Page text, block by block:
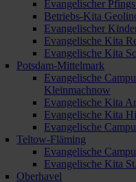
Evangelischer
Betriebs-Kita
Evangelischer
Evangelische Kita
Evangelische Kita
Potsdam-Mittelmark
Evangelische
Kleinmachnow
Evangelische Kita
Evangelische Kita
Evangelische
Teltow-Fläming
Evangelische
Evangelische Kita
Oberhavel